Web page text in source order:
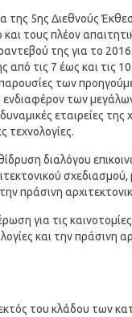
της 5ης Διεθνούς
τους πλέον
της για το
από τις 7 έως και τις
των
των
εταιρείες
τεχνολογίες.
διαλόγου
σχεδιασμού,
πράσινη
για τις
και την πράσινη
του κλάδου των